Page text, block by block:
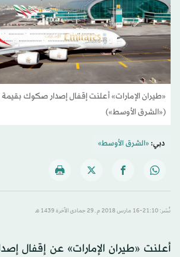
(«الشرق الأوسط»)
دبي:«الشرق الأوسط»
نُشر: 21:10-16 مارس 2018 م ـ 29 جمادى الآخرة 1439 هـ
أعلنت «طيران الإمارات» عن إقفال